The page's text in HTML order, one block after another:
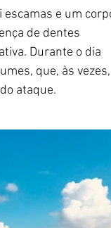
e um
de dentes
Durante o dia
que, às vezes,
ataque.